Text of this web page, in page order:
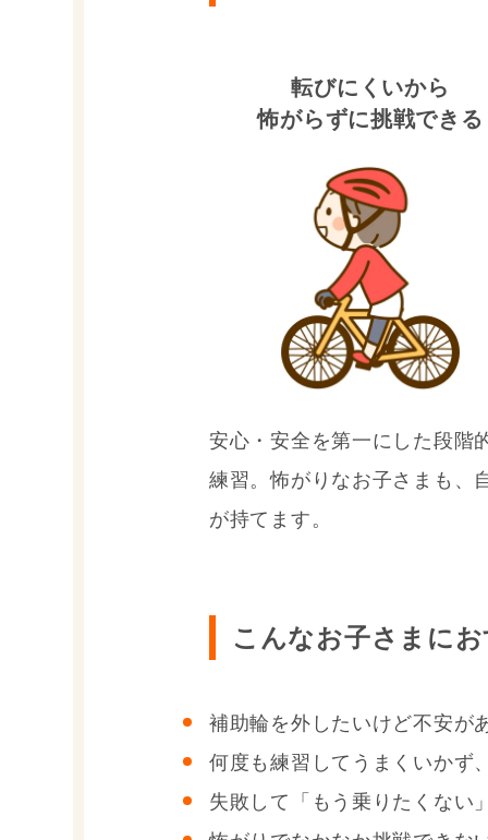
転びにくいから
怖がらずに挑戦できる
安心・安全を第一にした段階
練習。怖がりなお子さまも、
が持てます。
こんなお子さまに
補助輪を外したいけど不安が
何度も練習してうまくいかず
失敗して「もう乗りたくない